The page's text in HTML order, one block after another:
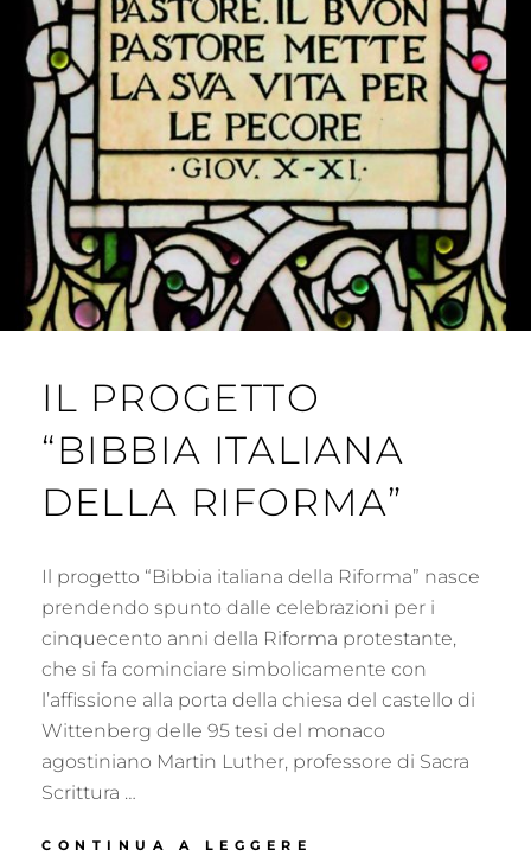
IL PROGETTO
“BIBBIA ITALIANA
DELLA RIFORMA”
Il progetto “Bibbia italiana della Riforma” nasce
prendendo spunto dalle celebrazioni per i
cinquecento anni della Riforma protestante,
che si fa cominciare simbolicamente con
l’affissione alla porta della chiesa del castello di
Wittenberg delle 95 tesi del monaco
agostiniano Martin Luther, professore di Sacra
Scrittura …
CONTINUA A LEGGERE